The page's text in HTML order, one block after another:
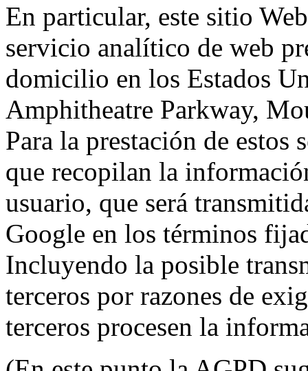
En particular, este sitio
servicio analítico de web
domicilio en los Estados
Amphitheatre Parkway,
Para la prestación de
que recopilan la
usuario, que será
Google en los términos
Incluyendo la posible
terceros por razones de
terceros procesen la